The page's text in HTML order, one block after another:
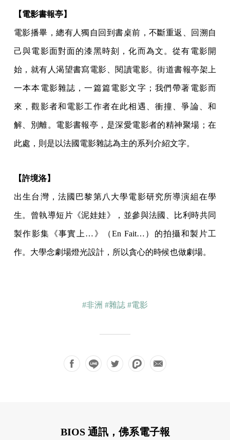
【電影書報亭】
電影播畢，總有人獨自回到書桌前，不斷重返、回溯自
己與電影面對面的漆黑時刻，化而為文。從有電影開
始，就有人渴望書寫電影、閱讀電影。街道書報亭架上
一本本電影雜誌，一篇篇電影文字；我們帶著電影而
來，觀影者和電影工作者在此相遇、衝撞、爭論、和
解、別離。電影書報亭，是深愛電影者的精神聚場；在
此處，則是以法國電影雜誌為主的系列介紹文字。
【許境洛】
出生台灣，法國巴黎第八大學電影研究所導演組在學
生。曾執導短片《泥娃娃》，並參與法國、比利時共同
製作影集《事實上…》（En Fait…）的拍攝和製片工
作。大學念劇場燈光設計，所以貪心的時候也做劇場。
#非洲 #雜誌 #電影
BIOS 通訊，佛系電子報